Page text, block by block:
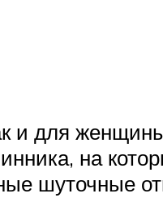
и для
на
шуточные